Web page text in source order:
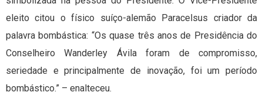
eleito citou o físico suíço-alemão Paracelsus criador da
palavra bombástica: “Os quase três anos de Presidência do
Conselheiro Wanderley Ávila foram de compromisso,
seriedade e principalmente de inovação, foi um período
bombástico.” – enalteceu.